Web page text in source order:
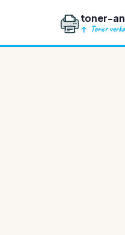
toner-
Toner